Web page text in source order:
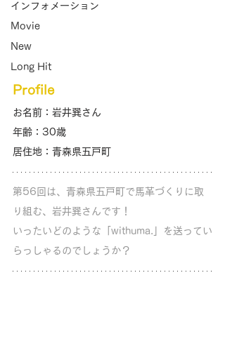
インフォメーション
Movie
New
Long Hit
Profile
お名前：岩井巽さん
年齢：30歳
居住地：青森県五戸町
第56回は、青森県五戸町で馬革づくりに取
り組む、岩井巽さんです！
いったいどのような「withuma.」を送ってい
らっしゃるのでしょうか？